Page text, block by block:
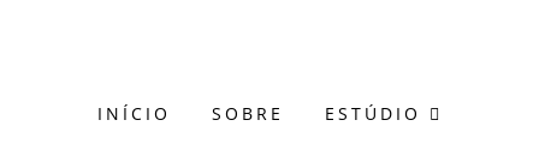
INÍCIO SOBRE ESTÚDIO